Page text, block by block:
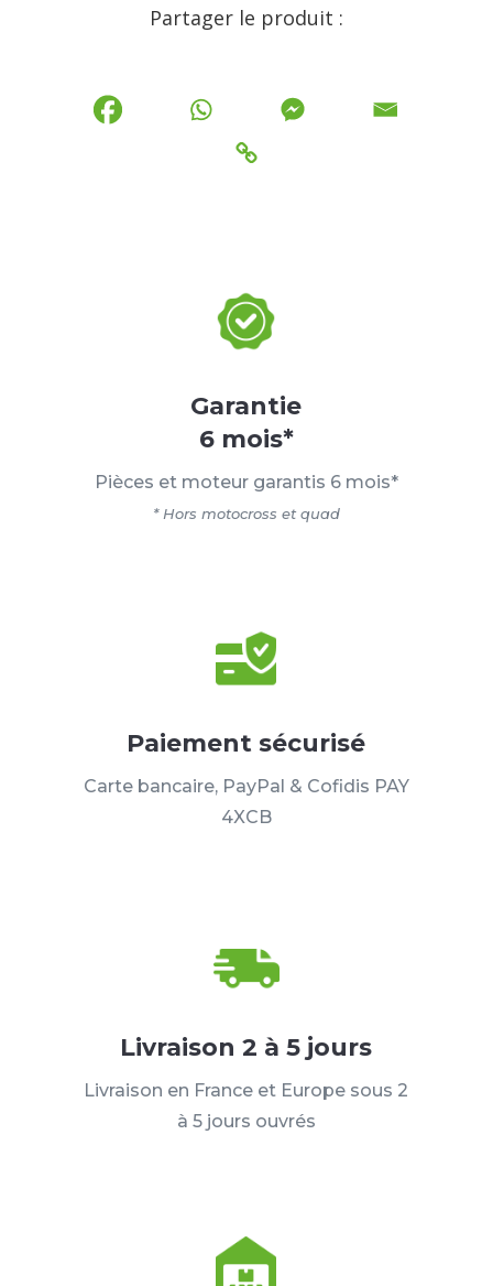
Partager le produit :
Garantie
6 mois*
Pièces et moteur garantis 6 mois*
* Hors motocross et quad
Paiement sécurisé
Carte bancaire, PayPal & Cofidis PAY
4XCB
Livraison 2 à 5 jours
Livraison en France et Europe sous 2
à 5 jours ouvrés